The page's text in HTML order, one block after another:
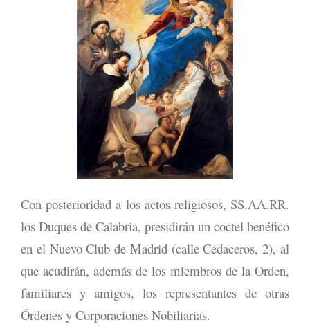
Con posterioridad a los actos religiosos, SS.AA.RR.
los Duques de Calabria, presidirán un coctel benéfico
en el Nuevo Club de Madrid (calle Cedaceros, 2), al
que acudirán, además de los miembros de la Orden,
familiares y amigos, los representantes de otras
Órdenes y Corporaciones Nobiliarias.